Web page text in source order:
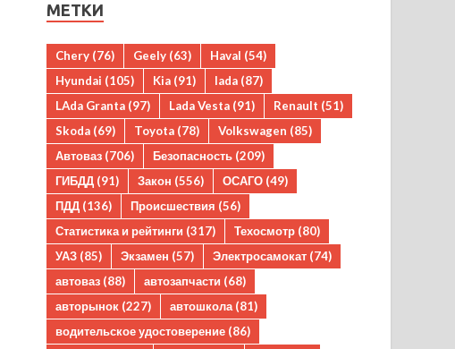
МЕТКИ
Chery (76) Geely (63) Haval (54)
Hyundai (105) Kia (91) lada (87)
LAda Granta (97) Lada Vesta (91) Renault (51)
Skoda (69) Toyota (78) Volkswagen (85)
Автоваз (706) Безопасность (209)
ГИБДД (91) Закон (556) ОСАГО (49)
ПДД (136) Происшествия (56)
Статистика и рейтинги (317) Техосмотр (80)
УАЗ (85) Экзамен (57) Электросамокат (74)
автоваз (88) автозапчасти (68)
авторынок (227) автошкола (81)
водительское удостоверение (86)